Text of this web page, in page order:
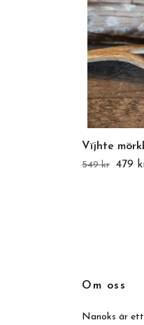
Vïjhte
549 kr 479
Om oss
Nanoks är